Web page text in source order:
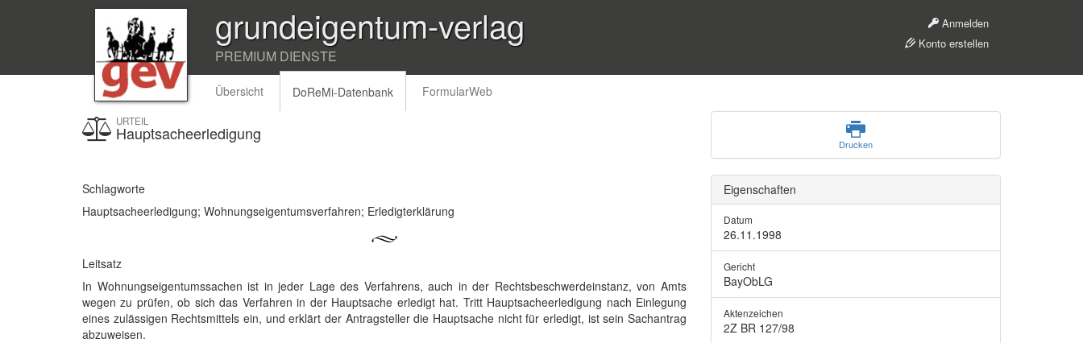
Anmelden
Konto erstellen
grundeigentum-verlag
PREMIUM DIENSTE
Übersicht DoReMi-Datenbank FormularWeb
URTEIL
Hauptsacheerledigung
Schlagworte
Hauptsacheerledigung; Wohnungseigentumsverfahren; Erledigterklärung
Leitsatz
In Wohnungseigentumssachen ist in jeder Lage des Verfahrens, auch in der Rechtsbeschwerdeinstanz, von Amts
wegen zu prüfen, ob sich das Verfahren in der Hauptsache erledigt hat. Tritt Hauptsacheerledigung nach Einlegung
eines zulässigen Rechtsmittels ein, und erklärt der Antragsteller die Hauptsache nicht für erledigt, ist sein Sachantrag
abzuweisen.
Drucken
Eigenschaften
Datum
26.11.1998
Gericht
BayObLG
Aktenzeichen
2Z BR 127/98